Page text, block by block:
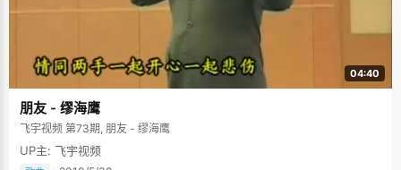
04:40
朋友 - 缪海鹰
飞宇视频 第73期, 朋友 - 缪海鹰
UP主: 飞宇视频